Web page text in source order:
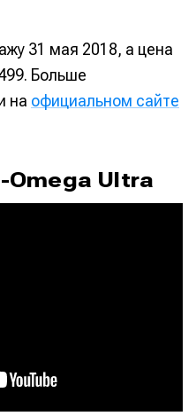
31 мая 2018, а цена
Больше
на официальном сайте
Omega Ultra